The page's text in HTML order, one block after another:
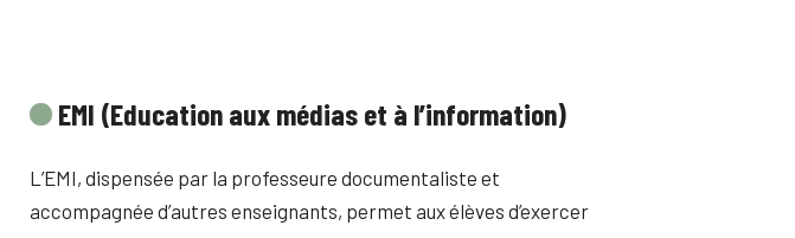
EMI (Education aux médias et à l’information)
L’EMI, dispensée par la professeure documentaliste et
accompagnée d’autres enseignants, permet aux élèves d’exercer